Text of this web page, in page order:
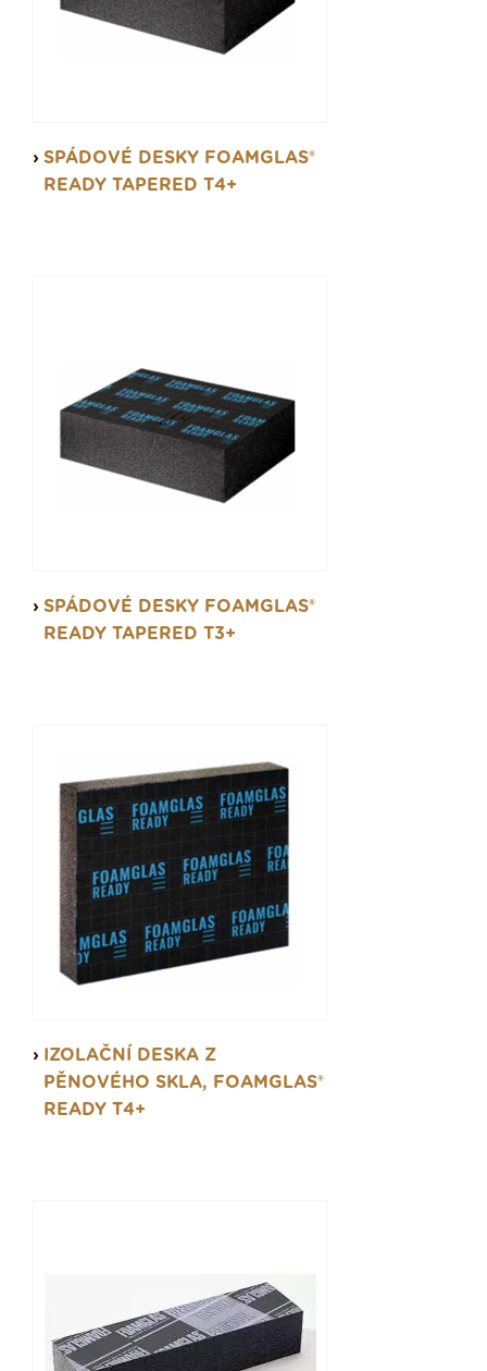
SPÁDOVÉ DESKY FOAMGLAS®
READY TAPERED T4+
SPÁDOVÉ DESKY FOAMGLAS®
READY TAPERED T3+
IZOLAČNÍ DESKA Z
PĚNOVÉHO SKLA, FOAMGLAS®
READY T4+